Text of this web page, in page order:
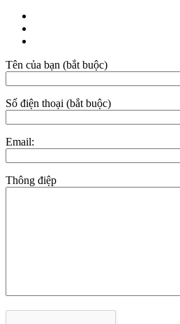
Tên của bạn (bắt buộc)
Số điện thoại (bắt buộc)
Email:
Thông điệp